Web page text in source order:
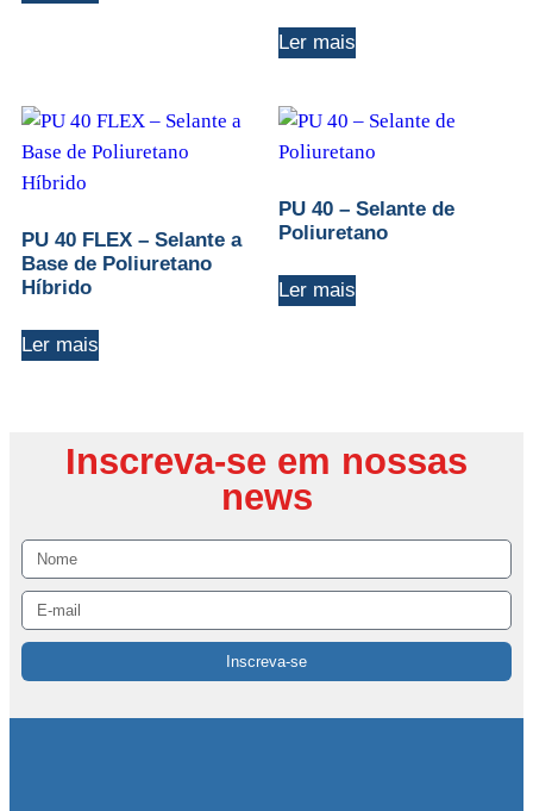
Ler mais
PU 40 FLEX – Selante a
Base de Poliuretano
Híbrido
Ler mais
PU 40 – Selante de
Poliuretano
Ler mais
Inscreva-se em nossas
news
Inscreva-se